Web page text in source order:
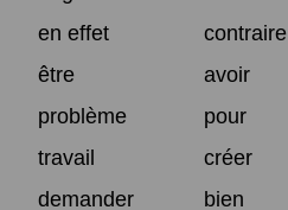
en effet
contraire
être
avoir
problème
pour
travail
créer
demander
bien